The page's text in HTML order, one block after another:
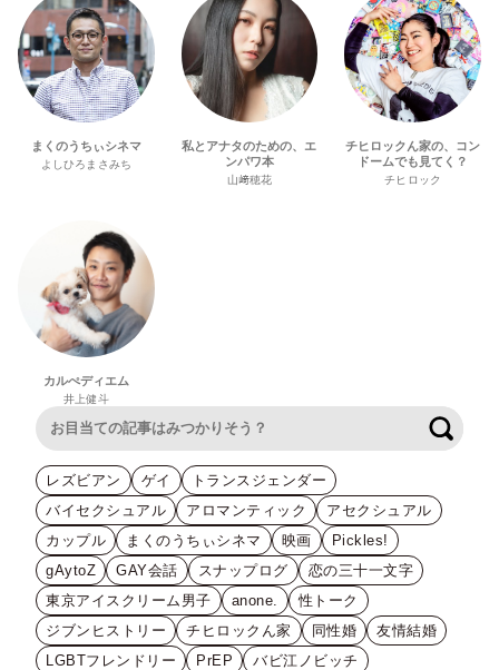
まくのうちぃシネマ
よしひろまさみち
私とアナタのための、エ
ンパワ本
山﨑穂花
チヒロックん家の、コン
ドームでも見てく？
チヒロック
カルぺディエム
井上健斗
レズビアン ゲイ
トランスジェンダー
バイセクシュアル
アロマンティック
アセクシュアル
カップル
まくのうちぃシネマ 映画
Pickles!
gAytoZ
GAY会話 スナップログ
恋の三十一文字
東京アイスクリーム男子
anone.
性トーク
ジブンヒストリー
チヒロックん家 同性婚
友情結婚
LGBTフレンドリー
PrEP
バビ江ノビッチ